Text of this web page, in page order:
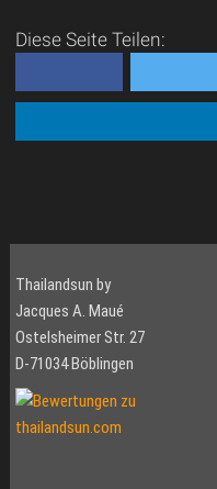
Diese Seite Teilen:
Thailandsun by
Jacques A. Maué
Ostelsheimer Str. 27
D-71034 Böblingen